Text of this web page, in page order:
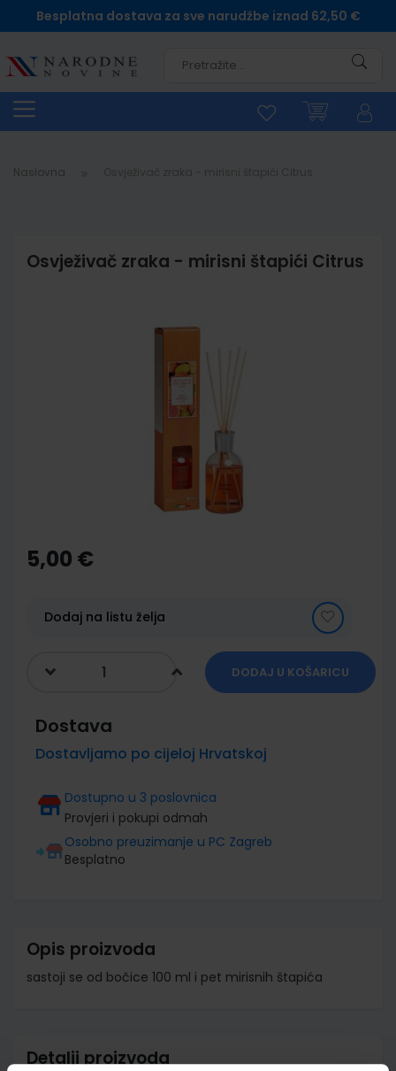
Besplatna dostava za sve narudžbe iznad 62,50 €
Naslovna
Osvježivač zraka - mirisni štapići Citrus
the
beginning
gallery
5,00 €
Dodaj na listu želja
DODAJ U KOŠARICU
Dostava
Dostavljamo po cijeloj Hrvatskoj
Dostupno u 3 poslovnica
Provjeri i pokupi odmah
Osobno preuzimanje u PC Zagreb
Besplatno
Opis proizvoda
sastoji se od bočice 100 ml i pet mirisnih štapića
Detalji proizvoda